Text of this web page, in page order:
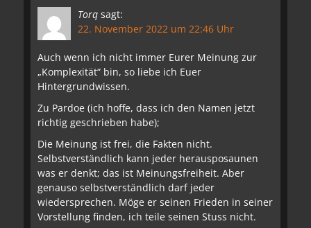
Torq sagt:
22. November 2022 um 22:46 Uhr
Auch wenn ich nicht immer Eurer Meinung zur
„Komplexität“ bin, so liebe ich Euer
Hintergrundwissen.
Zu Pardoe (ich hoffe, dass ich den Namen jetzt
richtig geschrieben habe);
Die Meinung ist frei, die Fakten nicht.
Selbstverständlich kann jeder herausposaunen
was er denkt; das ist Meinungsfreiheit. Aber
genauso selbstverständlich darf jeder
wiedersprechen. Möge er seinen Frieden in seiner
Vorstellung finden, ich teile seinen Stuss nicht.